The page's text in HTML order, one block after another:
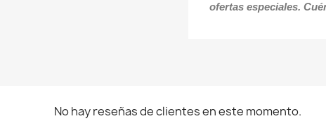
ofertas especiales.
No hay reseñas de clientes en este momento.